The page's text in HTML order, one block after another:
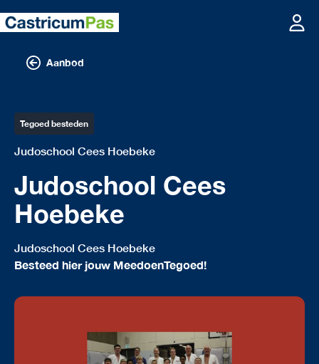
Aanbod
Tegoed besteden
Judoschool Cees Hoebeke
Judoschool Cees
Hoebeke
Judoschool Cees Hoebeke
Besteed hier jouw MeedoenTegoed!